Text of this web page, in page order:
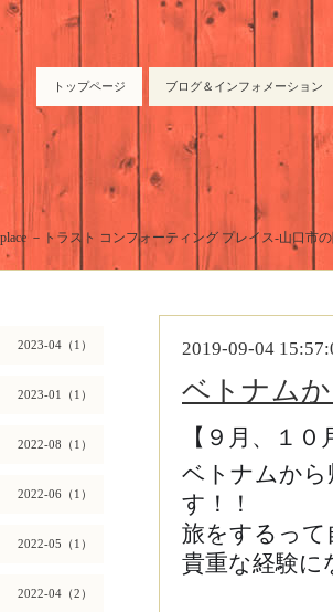
トップページ ブログ＆インフォメーション
place －トラスト コンフォーティング プレイス-山口市
2023-04（1）
2023-01（1）
2022-08（1）
2022-06（1）
2022-05（1）
2022-04（2）
2019-09-04
ベトナム
【９月、１
ベトナムか
す！！
旅をするっ
貴重な経験に